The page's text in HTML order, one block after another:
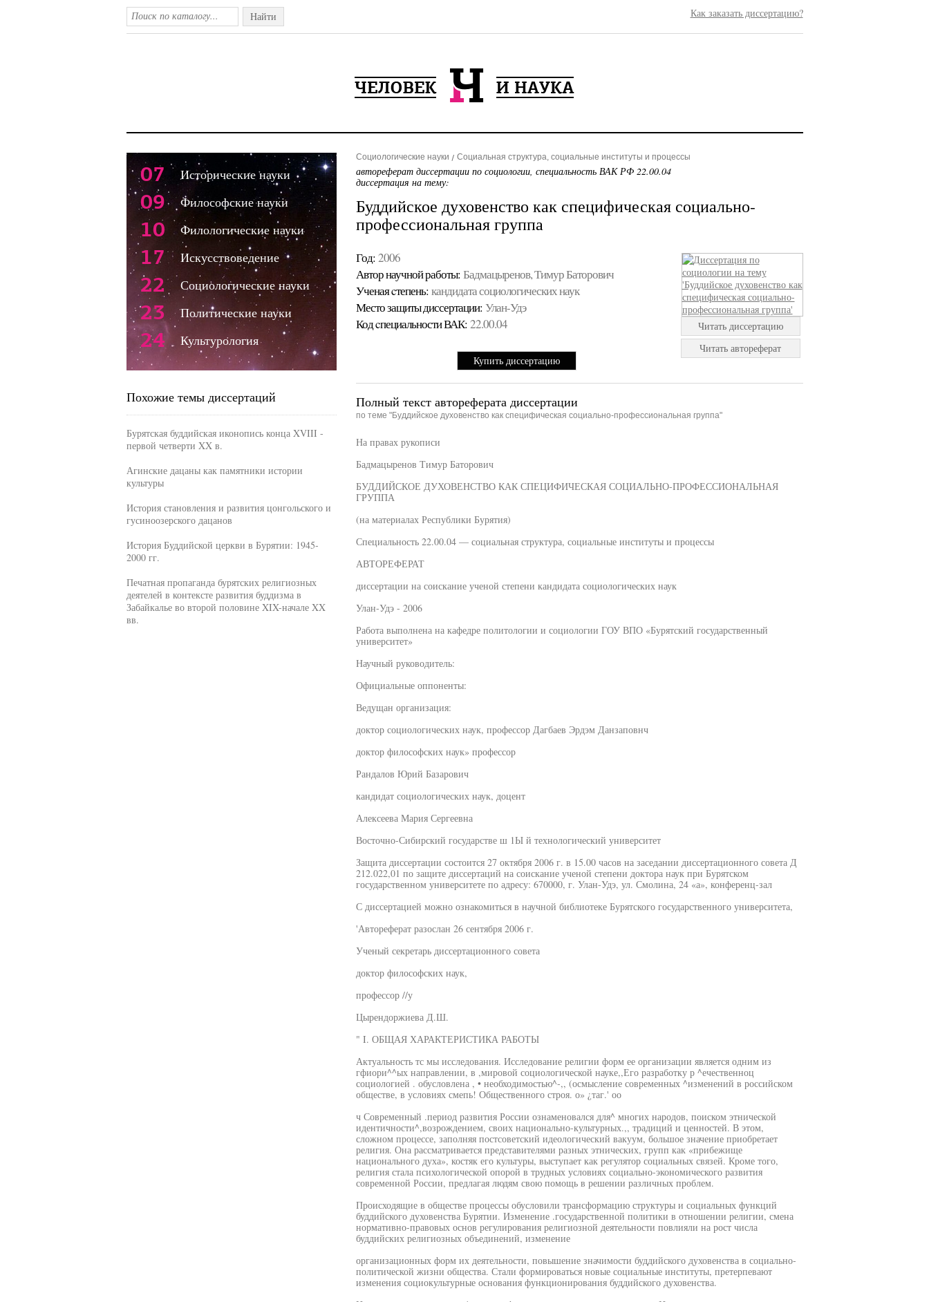
Найти Как заказать диссертацию?
Социологические науки Социальная структура, социальные институты и процессы
автореферат диссертации по социологии, специальность ВАК РФ 22.00.04
диссертация на тему:
Буддийское духовенство как специфическая социально-
профессиональная группа
Год: 2006
Автор научной работы: Бадмацыренов, Тимур Баторович
Ученая cтепень: кандидата социологических наук
Место защиты диссертации: Улан-Удэ
Код cпециальности ВАК: 22.00.04
Купить диссертацию
Читать диссертацию
Читать автореферат
Полный текст автореферата диссертации
по теме "Буддийское духовенство как специфическая социально-профессиональная группа"
На правах рукописи
Бадмацыренов Тимур Баторович
БУДДИЙСКОЕ ДУХОВЕНСТВО КАК СПЕЦИФИЧЕСКАЯ СОЦИАЛЬНО-ПРОФЕССИОНАЛЬНАЯ
ГРУППА
(на материалах Республики Бурятия)
Специальность 22.00.04 — социальная структура, социальные институты и процессы
АВТОРЕФЕРАТ
диссертации на соискание ученой степени кандидата социологических наук
Улан-Удэ - 2006
Работа выполнена на кафедре политологии и социологии ГОУ ВПО «Бурятский государственный
университет»
Научный руководитель:
Официальные оппоненты:
Ведущан организация:
доктор социологических наук, профессор Дагбаев Эрдэм Данзаповнч
доктор философских наук» профессор
Рандалов Юрий Базарович
кандидат социологических наук, доцент
Алексеева Мария Сергеевна
Восточно-Сибирский государстве ш 1Ы й технологический университет
Защита диссертации состоится 27 октября 2006 г. в 15.00 часов на заседании диссертационного совета Д
212.022,01 по защите диссертаций на соискание ученой степени доктора наук при Бурятском
государственном университете по адресу: 670000, г. Улан-Удэ, ул. Смолина, 24 «а», конференц-зал
С диссертацией можно ознакомиться в научной библиотеке Бурятского государственного университета,
'Автореферат разослан 26 сентября 2006 г.
Ученый секретарь диссертационного совета
доктор философских наук,
профессор //у
Цырендоржиева Д.Ш.
" I. ОБЩАЯ ХАРАКТЕРИСТИКА РАБОТЫ
Актуальность тс мы исследования. Исследование религии форм ее организации является одним из
гфиори^^ых направлении, в ,мировой социологической науке,,Его разработку р ^ечественноц
социологией . обусловлена , • необходимостью^-,, (осмысление современных ^изменений в российском
обществе, в условиях смепь! Общественного строя. о» ¿таг.' оо
ч Современный .период развития России ознаменовался для^ многих народов, поиском этнической
идентичности^,возрождением, своих национально-культурных.,, традиций и ценностей. В этом,
сложном процессе, заполняя постсоветский идеологический вакуум, большое значение приобретает
религия. Она рассматривается представителями разных этнических, групп как «прибежище
национального духа», костяк его культуры, выступает как регулятор социальных связей. Кроме того,
религия стала психологической опорой в трудных условиях социально-экономического развития
современной России, предлагая людям свою помощь в решении различных проблем.
Происходящие в обществе процессы обусловили трансформацию структуры и социальных функций
буддийского духовенства Бурятии. Изменение .государственной политики в отношении религии, смена
нормативно-правовых основ регулирования религиозной деятельности повлияли на рост числа
буддийских религиозных объединений, изменение
организационных форм их деятельности, повышение значимости буддийского духовенства в социально-
политической жизни общества. Стали формироваться новые социальные институты, претерпевают
изменения социокультурные основания функционирования буддийского духовенства.
07 Исторические науки
09 Философские науки
10 Филологические науки
17 Искусствоведение
22 Социологические науки
23 Политические науки
24 Культурология
Похожие темы диссертаций
Бурятская буддийская иконопись конца XVIII -
первой четверти XX в.
Агинские дацаны как памятники истории
культуры
История становления и развития цонгольского и
гусиноозерского дацанов
История Буддийской церкви в Бурятии: 1945-
2000 гг.
Печатная пропаганда бурятских религиозных
деятелей в контексте развития буддизма в
Забайкалье во второй половине XIX-начале XX
вв.